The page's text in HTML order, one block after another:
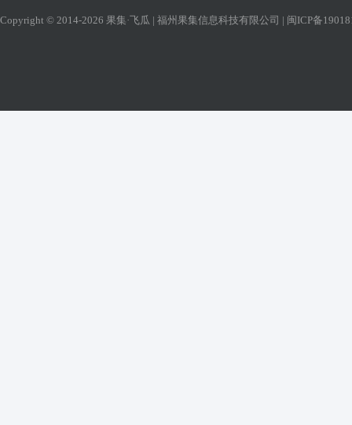
Copyright © 2014-2026 果集·飞瓜 | 福州果集信息科技有限公司 | 闽ICP备